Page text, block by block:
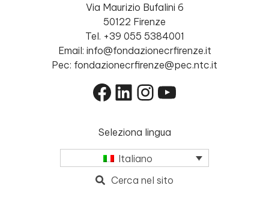
Via Maurizio Bufalini 6
50122 Firenze
Tel. +39 055 5384001
Email: info@fondazionecrfirenze.it
Pec: fondazionecrfirenze@pec.ntc.it
Facebook
LinkedIn
Instagram
YouTube
Seleziona lingua
Italiano
Cerca nel sito